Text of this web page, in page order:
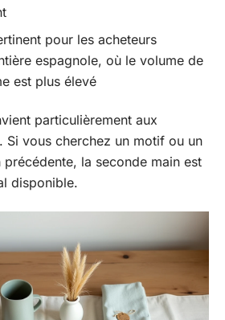
pour les acheteurs
espagnole, où le volume de
est plus élevé
particulièrement aux
Si vous cherchez un motif ou un
précédente, la seconde main est
disponible.